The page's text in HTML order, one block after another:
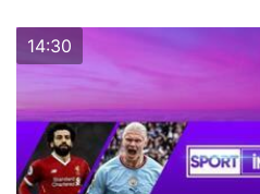
14:30